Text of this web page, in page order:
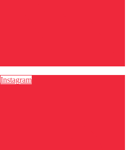
Instagram